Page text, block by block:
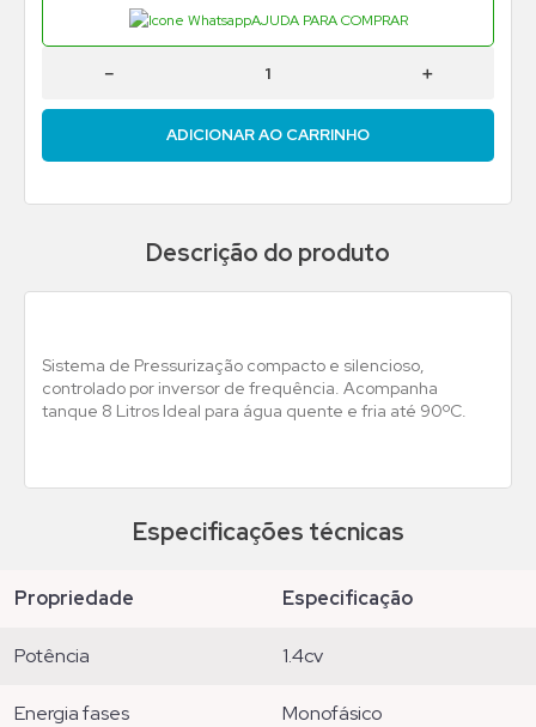
AJUDA PARA COMPRAR
＋
－
ADICIONAR AO CARRINHO
Descrição do produto
Sistema de Pressurização compacto e silencioso,
controlado por inversor de frequência. Acompanha
tanque 8 Litros Ideal para água quente e fria até 90ºC.
Especificações técnicas
propriedade especificação
potência 1.4cv
energia fases monofásico